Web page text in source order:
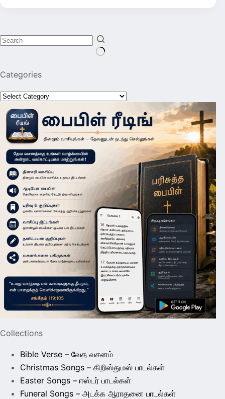
results
Categories
Categories
Collections
Bible Verse – வேத வசனம்
Christmas Songs – கிறிஸ்துமஸ் பாடல்கள்
Easter Songs – ஈஸ்டர் பாடல்கள்
Funeral Songs – அடக்க ஆராதனை பாடல்கள்